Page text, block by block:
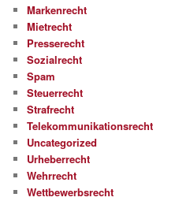
Markenrecht
Mietrecht
Presserecht
Sozialrecht
Spam
Steuerrecht
Strafrecht
Telekommunikationsrecht
Uncategorized
Urheberrecht
Wehrrecht
Wettbewerbsrecht